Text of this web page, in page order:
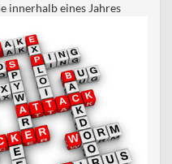
innerhalb eines Jahres